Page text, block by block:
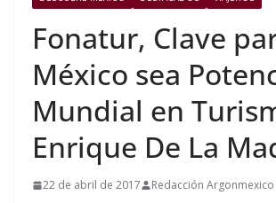
Fonatur, Clave
México sea
Mundial en
Enrique De La
22 de abril de 2017 Redacción Argonmexico